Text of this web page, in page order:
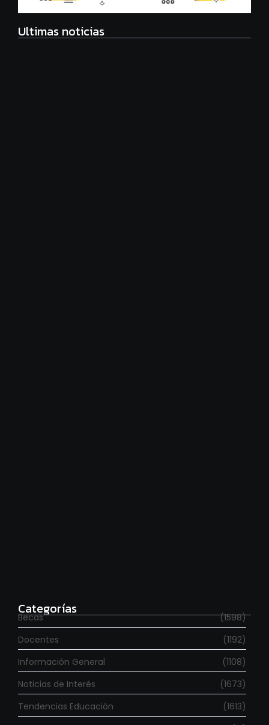
Ultimas noticias
Categorías
Becas
(1598)
Docentes
(1192)
Información General
(1108)
Noticias de Interés
(1673)
Tendencias Educación
(1613)